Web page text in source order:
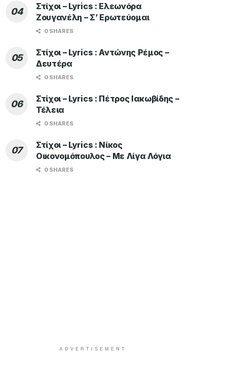
Στίχοι – Lyrics : Ελεωνόρα
Ζουγανέλη – Σ’ Ερωτεύομαι
0 SHARES
Στίχοι – Lyrics : Αντώνης Ρέμος –
Δευτέρα
0 SHARES
Στίχοι – Lyrics : Πέτρος Ιακωβίδης –
Τέλεια
0 SHARES
Στίχοι – Lyrics : Νίκος
Οικονομόπουλος – Με Λίγα Λόγια
0 SHARES
ADVERTISEMENT